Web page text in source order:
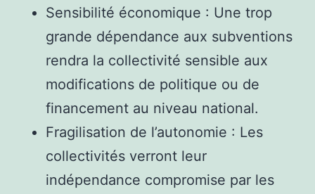
Sensibilité économique : Une trop
grande dépendance aux subventions
rendra la collectivité sensible aux
modifications de politique ou de
financement au niveau national.
Fragilisation de l’autonomie : Les
collectivités verront leur
indépendance compromise par les